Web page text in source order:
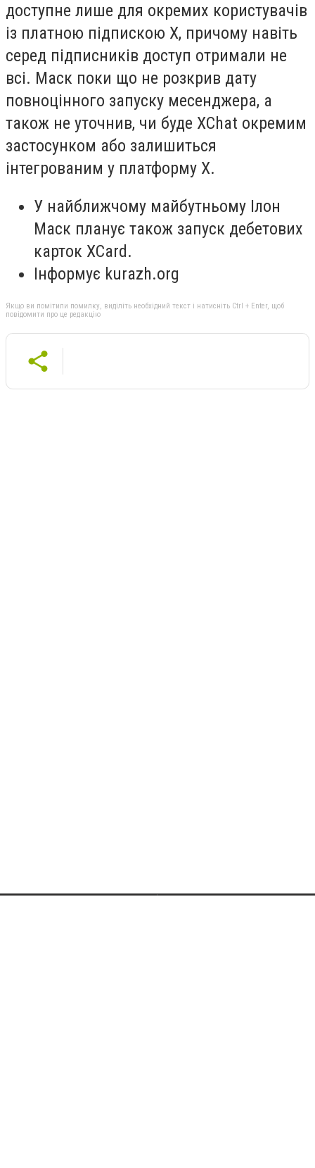
доступне лише для окремих користувачів
із платною підпискою X, причому навіть
серед підписників доступ отримали не
всі. Маск поки що не розкрив дату
повноцінного запуску месенджера, а
також не уточнив, чи буде XChat окремим
застосунком або залишиться
інтегрованим у платформу X.
У найближчому майбутньому Ілон
Маск планує також запуск дебетових
карток XCard.
Інформує kurazh.org
Якщо ви помітили помилку, виділіть необхідний текст і натисніть Ctrl + Enter, щоб
повідомити про це редакцію